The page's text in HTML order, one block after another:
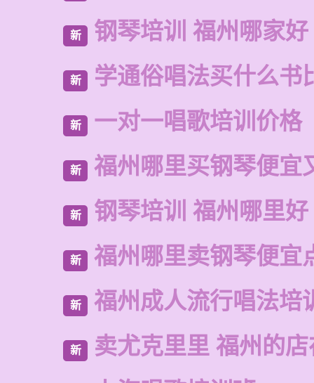
新 钢琴培训 福州哪家好
新 学通俗唱法买什么书
新 一对一唱歌培训价格
新 福州哪里买钢琴便宜
新 钢琴培训 福州哪里好
新 福州哪里卖钢琴便宜
新 福州成人流行唱法培
新
卖尤克里里 福州的